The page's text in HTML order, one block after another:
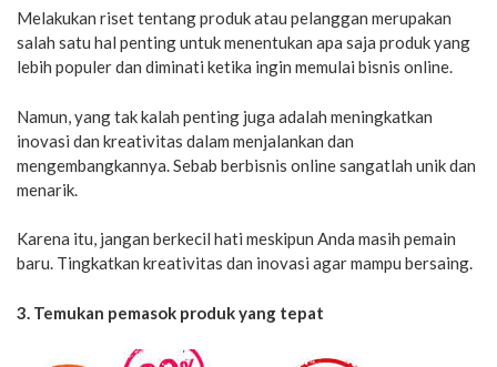
Melakukan riset tentang produk atau pelanggan merupakan
salah satu hal penting untuk menentukan apa saja produk yang
lebih populer dan diminati ketika ingin memulai bisnis online.
Namun, yang tak kalah penting juga adalah meningkatkan
inovasi dan kreativitas dalam menjalankan dan
mengembangkannya. Sebab berbisnis online sangatlah unik dan
menarik.
Karena itu, jangan berkecil hati meskipun Anda masih pemain
baru. Tingkatkan kreativitas dan inovasi agar mampu bersaing.
3. Temukan pemasok produk yang tepat